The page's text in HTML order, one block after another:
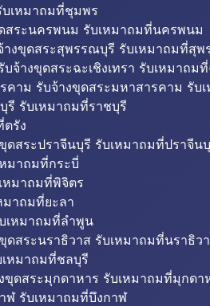
เหมาถมที่ชุมพร
สระนครพนม รับเหมาถมที่นครพนม
งขุดสระสุพรรณบุรี รับเหมาถมที่สุพ
จ้างขุดสระฉะเชิงเทรา รับเหมาถมที่
าม รับจ้างขุดสระมหาสารคาม รับ
รี รับเหมาถมที่ราชบุรี
ตรัง
ดสระปราจีนบุรี รับเหมาถมที่ปราจีน
มาถมที่กระบี่
หมาถมที่พิจิตร
มาถมที่ยะลา
เหมาถมที่ลำพูน
ดสระนราธิวาส รับเหมาถมที่นราธิว
หมาถมที่ชลบุรี
ขุดสระมุกดาหาร รับเหมาถมที่มุกดา
ฬ รับเหมาถมที่บึงกาฬ